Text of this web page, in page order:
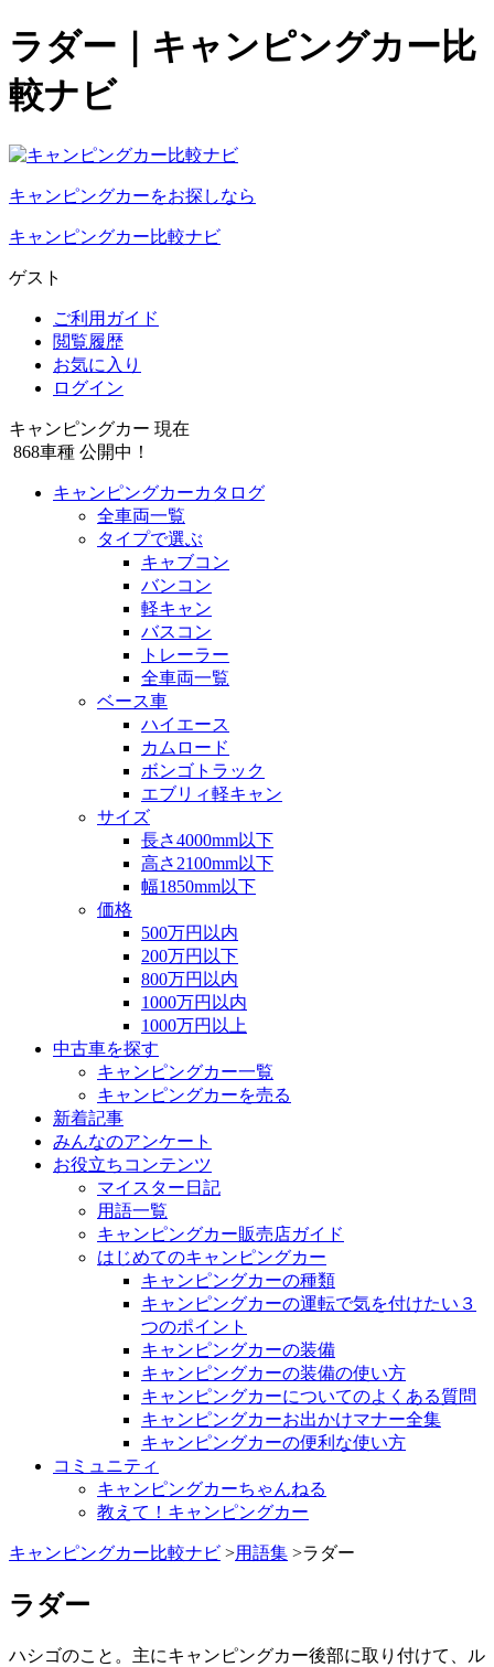
ラダー｜キャンピングカー比
較ナビ
キャンピングカーをお探しなら
キャンピングカー比較ナビ
ゲスト
ご利用ガイド
閲覧履歴
お気に入り
ログイン
キャンピングカー 現在
868車種 公開中！
キャンピングカーカタログ
全車両一覧
タイプで選ぶ
キャブコン
バンコン
軽キャン
バスコン
トレーラー
全車両一覧
ベース車
ハイエース
カムロード
ボンゴトラック
エブリィ軽キャン
サイズ
長さ4000mm以下
高さ2100mm以下
幅1850mm以下
価格
500万円以内
200万円以下
800万円以内
1000万円以内
1000万円以上
中古車を探す
キャンピングカー一覧
キャンピングカーを売る
新着記事
みんなのアンケート
お役立ちコンテンツ
マイスター日記
用語一覧
キャンピングカー販売店ガイド
はじめてのキャンピングカー
キャンピングカーの種類
キャンピングカーの運転で気を付けたい３
つのポイント
キャンピングカーの装備
キャンピングカーの装備の使い方
キャンピングカーについてのよくある質問
キャンピングカーお出かけマナー全集
キャンピングカーの便利な使い方
コミュニティ
キャンピングカーちゃんねる
教えて！キャンピングカー
キャンピングカー比較ナビ >用語集 >ラダー
ラダー
ハシゴのこと。主にキャンピングカー後部に取り付けて、ル